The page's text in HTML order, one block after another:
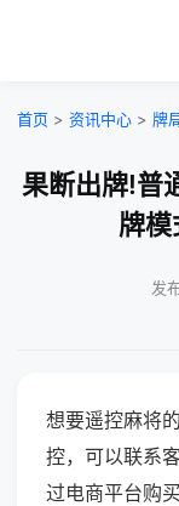
首页 > 资讯中心 > 牌
果断出牌!普
牌
发
想要遥控麻将
控，可以联系
过电商平台购